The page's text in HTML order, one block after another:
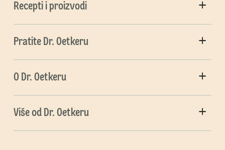
Recepti i proizvodi
Pratite Dr. Oetkeru
O Dr. Oetkeru
Više od Dr. Oetkeru